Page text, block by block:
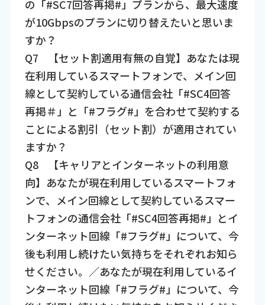
の「#SC7回答再掲#」プランから、最大速度
が10Gbpsのプランに切り替えたいと思いま
すか？​
Q7​ 【セット割適用有無の自覚】あなたは現
在利用しているスマートフォンで、メイン回
線として契約している通信会社「#SC4回答
再掲＃」と「#フラグ#」を合わせて契約する
ことによる割引（セット割）が適用されてい
ますか？
Q8​ 【キャリアとインターネットの利用意
向】あなたが現在利用しているスマートフォ
ンで、メイン回線として契約しているスマー
トフォンの通信会社「#SC4回答再掲#」とイ
ンターネット回線「#フラグ#」について、今
後も利用し続けたい気持ちをそれぞれお知ら
せください。／あなたが現在利用しているイ
ンターネット回線「#フラグ#」について、今